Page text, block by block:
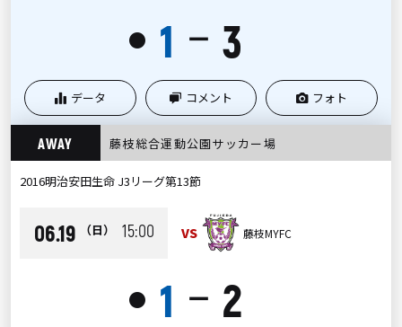
● 1 ー 3
データ コメント フォト
AWAY 藤枝総合運動公園サッカー場
2016明治安田生命 J3リーグ第13節
06.19 （日） 15:00 VS 藤枝MYFC
● 1 ー 2